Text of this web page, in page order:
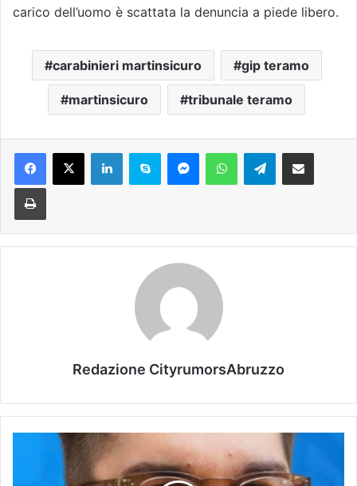
carico dell’uomo è scattata la denuncia a piede libero.
carabinieri martinsicuro gip teramo
martinsicuro tribunale teramo
Telegram
Redazione CityrumorsAbruzzo